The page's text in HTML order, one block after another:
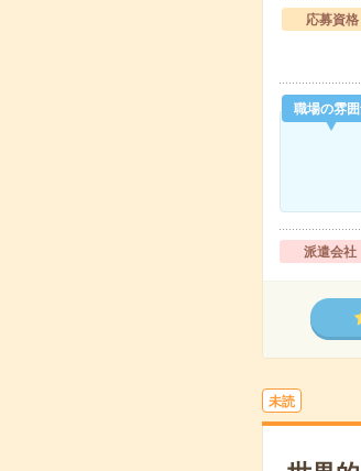
応募資格
職場の雰
派遣会社
未読